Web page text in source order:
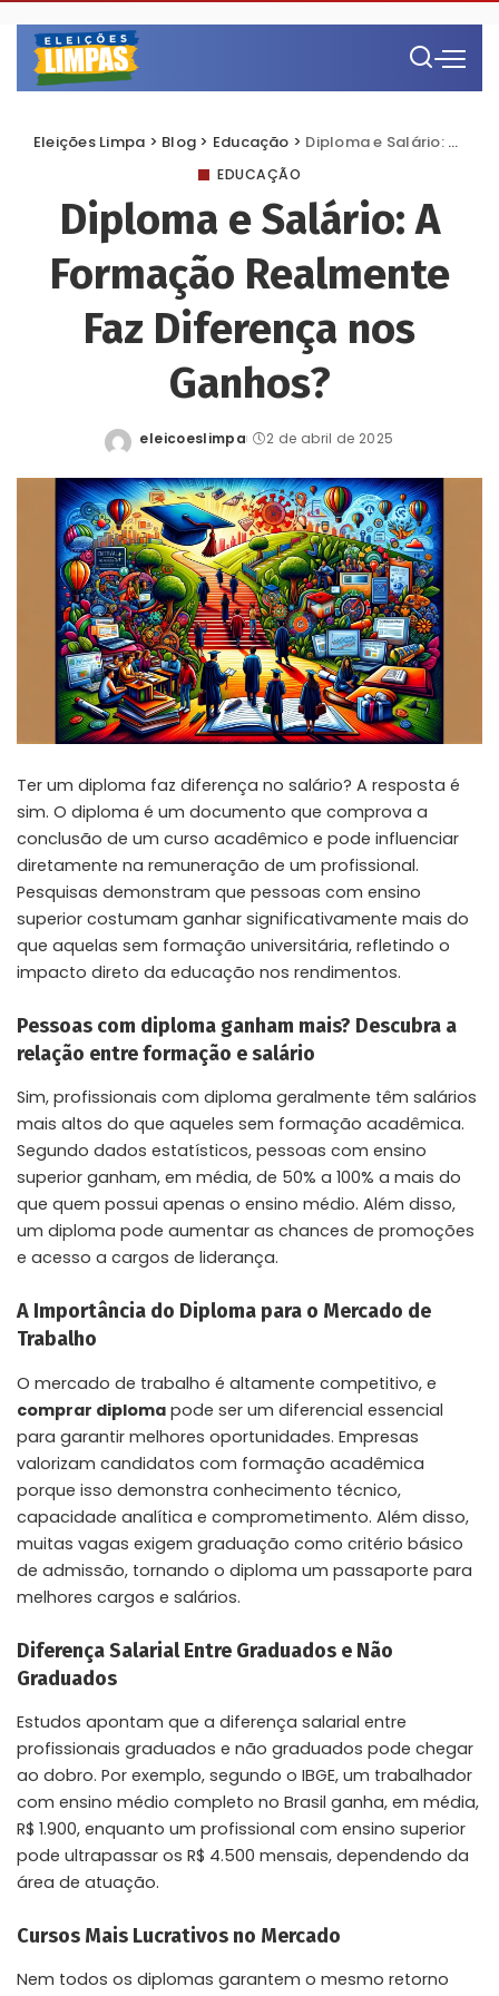
Eleições Limpa > Blog > Educação > Diploma e Salário: A Formação Realmente Faz Diferença nos Ganhos?
EDUCAÇÃO
Diploma e Salário: A
Formação Realmente
Faz Diferença nos
Ganhos?
Posted
eleicoeslimpa 2 de abril de 2025
Ter um diploma faz diferença no salário? A resposta é
sim. O diploma é um documento que comprova a
conclusão de um curso acadêmico e pode influenciar
diretamente na remuneração de um profissional.
Pesquisas demonstram que pessoas com ensino
superior costumam ganhar significativamente mais do
que aquelas sem formação universitária, refletindo o
impacto direto da educação nos rendimentos.
Pessoas com diploma ganham mais? Descubra a
relação entre formação e salário
Sim, profissionais com diploma geralmente têm salários
mais altos do que aqueles sem formação acadêmica.
Segundo dados estatísticos, pessoas com ensino
superior ganham, em média, de 50% a 100% a mais do
que quem possui apenas o ensino médio. Além disso,
um diploma pode aumentar as chances de promoções
e acesso a cargos de liderança.
A Importância do Diploma para o Mercado de
Trabalho
O mercado de trabalho é altamente competitivo, e
comprar diploma pode ser um diferencial essencial
para garantir melhores oportunidades. Empresas
valorizam candidatos com formação acadêmica
porque isso demonstra conhecimento técnico,
capacidade analítica e comprometimento. Além disso,
muitas vagas exigem graduação como critério básico
de admissão, tornando o diploma um passaporte para
melhores cargos e salários.
Diferença Salarial Entre Graduados e Não
Graduados
Estudos apontam que a diferença salarial entre
profissionais graduados e não graduados pode chegar
ao dobro. Por exemplo, segundo o IBGE, um trabalhador
com ensino médio completo no Brasil ganha, em média,
R$ 1.900, enquanto um profissional com ensino superior
pode ultrapassar os R$ 4.500 mensais, dependendo da
área de atuação.
Cursos Mais Lucrativos no Mercado
Nem todos os diplomas garantem o mesmo retorno